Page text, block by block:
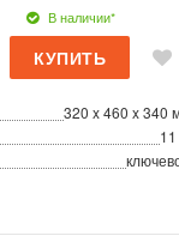
В наличии*
320 x 460 x 340
11